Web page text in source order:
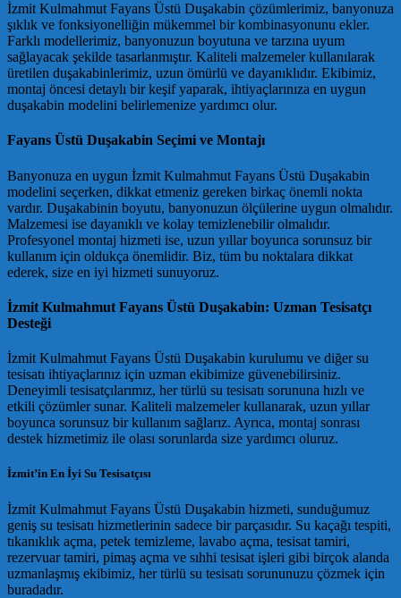
İzmit Kulmahmut Fayans Üstü Duşakabin çözümlerimiz, banyonuza
şıklık ve fonksiyonelliğin mükemmel bir kombinasyonunu ekler.
Farklı modellerimiz, banyonuzun boyutuna ve tarzına uyum
sağlayacak şekilde tasarlanmıştır. Kaliteli malzemeler kullanılarak
üretilen duşakabinlerimiz, uzun ömürlü ve dayanıklıdır. Ekibimiz,
montaj öncesi detaylı bir keşif yaparak, ihtiyaçlarınıza en uygun
duşakabin modelini belirlemenize yardımcı olur.
Fayans Üstü Duşakabin Seçimi ve Montajı
Banyonuza en uygun İzmit Kulmahmut Fayans Üstü Duşakabin
modelini seçerken, dikkat etmeniz gereken birkaç önemli nokta
vardır. Duşakabinin boyutu, banyonuzun ölçülerine uygun olmalıdır.
Malzemesi ise dayanıklı ve kolay temizlenebilir olmalıdır.
Profesyonel montaj hizmeti ise, uzun yıllar boyunca sorunsuz bir
kullanım için oldukça önemlidir. Biz, tüm bu noktalara dikkat
ederek, size en iyi hizmeti sunuyoruz.
İzmit Kulmahmut Fayans Üstü Duşakabin: Uzman Tesisatçı
Desteği
İzmit Kulmahmut Fayans Üstü Duşakabin kurulumu ve diğer su
tesisatı ihtiyaçlarınız için uzman ekibimize güvenebilirsiniz.
Deneyimli tesisatçılarımız, her türlü su tesisatı sorununa hızlı ve
etkili çözümler sunar. Kaliteli malzemeler kullanarak, uzun yıllar
boyunca sorunsuz bir kullanım sağlarız. Ayrıca, montaj sonrası
destek hizmetimiz ile olası sorunlarda size yardımcı oluruz.
İzmit’in En İyi Su Tesisatçısı
İzmit Kulmahmut Fayans Üstü Duşakabin hizmeti, sunduğumuz
geniş su tesisatı hizmetlerinin sadece bir parçasıdır. Su kaçağı tespiti,
tıkanıklık açma, petek temizleme, lavabo açma, tesisat tamiri,
rezervuar tamiri, pimaş açma ve sıhhi tesisat işleri gibi birçok alanda
uzmanlaşmış ekibimiz, her türlü su tesisatı sorununuzu çözmek için
buradadır.